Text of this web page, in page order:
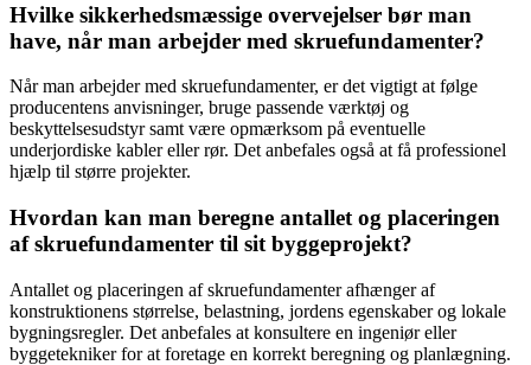
Hvilke sikkerhedsmæssige overvejelser bør man
have, når man arbejder med skruefundamenter?
Når man arbejder med skruefundamenter, er det vigtigt at følge
producentens anvisninger, bruge passende værktøj og
beskyttelsesudstyr samt være opmærksom på eventuelle
underjordiske kabler eller rør. Det anbefales også at få professionel
hjælp til større projekter.
Hvordan kan man beregne antallet og placeringen
af skruefundamenter til sit byggeprojekt?
Antallet og placeringen af skruefundamenter afhænger af
konstruktionens størrelse, belastning, jordens egenskaber og lokale
bygningsregler. Det anbefales at konsultere en ingeniør eller
byggetekniker for at foretage en korrekt beregning og planlægning.